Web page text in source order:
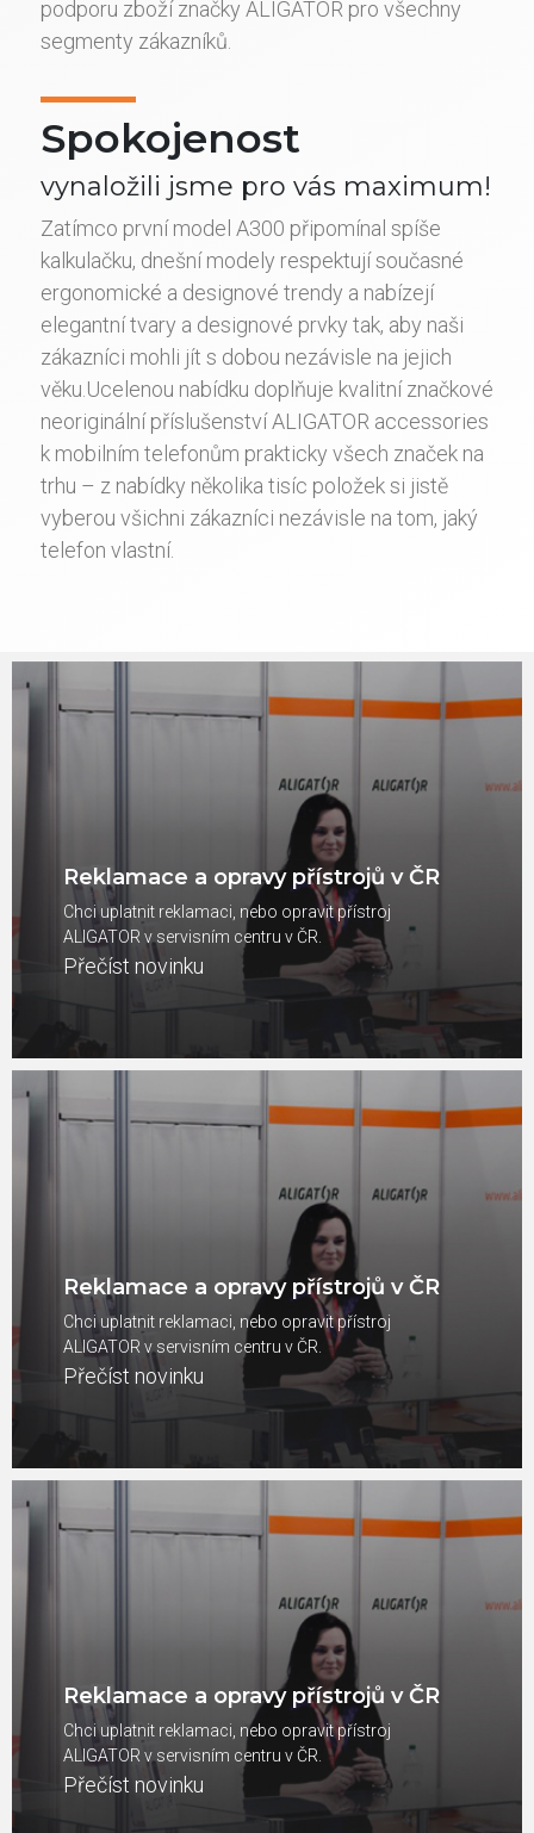
podporu zboží značky ALIGATOR pro všechny
segmenty zákazníků.
Spokojenost
vynaložili jsme pro vás maximum!
Zatímco první model A300 připomínal spíše
kalkulačku, dnešní modely respektují současné
ergonomické a designové trendy a nabízejí
elegantní tvary a designové prvky tak, aby naši
zákazníci mohli jít s dobou nezávisle na jejich
věku.Ucelenou nabídku doplňuje kvalitní značkové
neoriginální příslušenství ALIGATOR accessories
k mobilním telefonům prakticky všech značek na
trhu – z nabídky několika tisíc položek si jistě
vyberou všichni zákazníci nezávisle na tom, jaký
telefon vlastní.
Reklamace a opravy přístrojů v ČR
Chci uplatnit reklamaci, nebo opravit přístroj
ALIGATOR v servisním centru v ČR.
Přečíst novinku
Reklamace a opravy přístrojů v ČR
Chci uplatnit reklamaci, nebo opravit přístroj
ALIGATOR v servisním centru v ČR.
Přečíst novinku
Reklamace a opravy přístrojů v ČR
Chci uplatnit reklamaci, nebo opravit přístroj
ALIGATOR v servisním centru v ČR.
Přečíst novinku